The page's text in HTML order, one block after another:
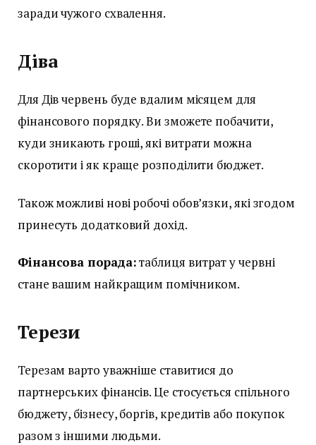
заради чужого схвалення.
Діва
Для Дів червень буде вдалим місяцем для
фінансового порядку. Ви зможете побачити,
куди зникають гроші, які витрати можна
скоротити і як краще розподілити бюджет.
Також можливі нові робочі обов’язки, які згодом
принесуть додатковий дохід.
Фінансова порада:таблиця витрат у червні
стане вашим найкращим помічником.
Терези
Терезам варто уважніше ставитися до
партнерських фінансів. Це стосується спільного
бюджету, бізнесу, боргів, кредитів або покупок
разом з іншими людьми.